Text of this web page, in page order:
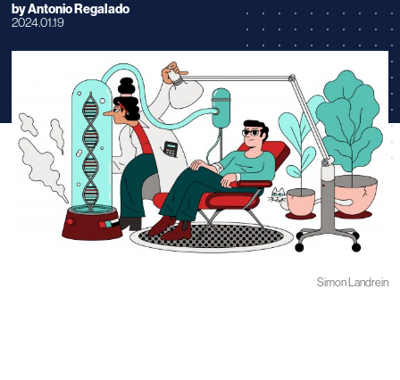
byAntonio Regalado
2024.01.19
Simon Landrein